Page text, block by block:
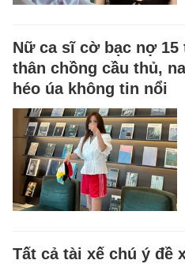
Nữ ca sĩ cờ bạc nợ
thân chồng cầu thủ,
héo úa không tin nổi
Tất cả tài xế chú ý đề